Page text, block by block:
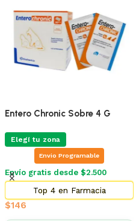
Entero Chronic Sobre 4 G
Elegí tu zona
Envio Programable
Envío gratis desde $2.500
Top 4 en Farmacia
$146